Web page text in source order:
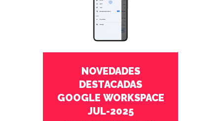
NOVEDADES
DESTACADAS
GOOGLE WORKSPACE
JUL-2025
No Comments